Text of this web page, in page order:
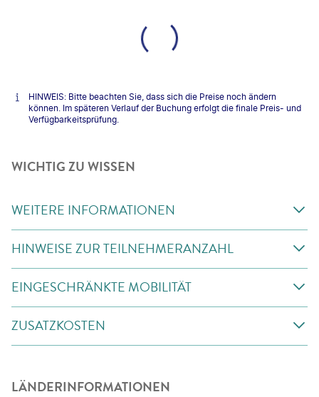
HINWEIS: Bitte beachten Sie, dass sich die Preise noch ändern
können. Im späteren Verlauf der Buchung erfolgt die finale Preis- und
Verfügbarkeitsprüfung.
WICHTIG ZU WISSEN
WEITERE INFORMATIONEN
HINWEISE ZUR TEILNEHMERANZAHL
EINGESCHRÄNKTE MOBILITÄT
ZUSATZKOSTEN
LÄNDERINFORMATIONEN